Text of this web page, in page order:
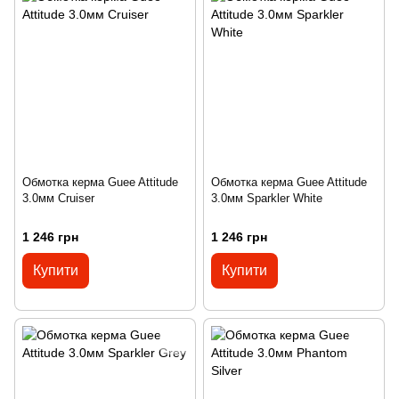
Обмотка керма Guee Attitude
3.0мм Cruiser
1 246 грн
Купити
Обмотка керма Guee Attitude
3.0мм Sparkler White
1 246 грн
Купити